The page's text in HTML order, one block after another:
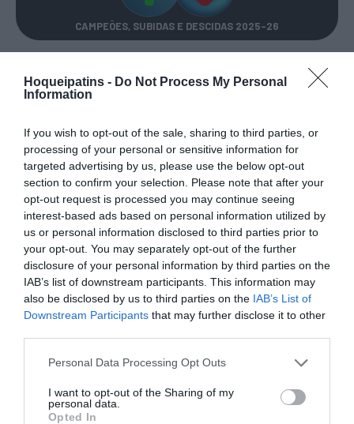
Hoqueipatins - Do Not Process My Personal
Information
If you wish to opt-out of the sale, sharing to third parties, or
processing of your personal or sensitive information for
targeted advertising by us, please use the below opt-out
section to confirm your selection. Please note that after your
opt-out request is processed you may continue seeing
interest-based ads based on personal information utilized by
us or personal information disclosed to third parties prior to
your opt-out. You may separately opt-out of the further
disclosure of your personal information by third parties on the
IAB’s list of downstream participants. This information may
also be disclosed by us to third parties on the IAB’s List of
Downstream Participants that may further disclose it to other
Personal Data Processing Opt Outs
I want to opt-out of the Sharing of my
personal data.
Opted In
CAMPEÕES, SUBIDAS E DESCIDAS 2025-26
JOGOS EM DIRETO
RESULTADOS
JOGOS
RESULTADOS
DO DIA
NOMEAÇÕES
DE ÁRBITROS
COMPETIÇÕESNACIONAIS